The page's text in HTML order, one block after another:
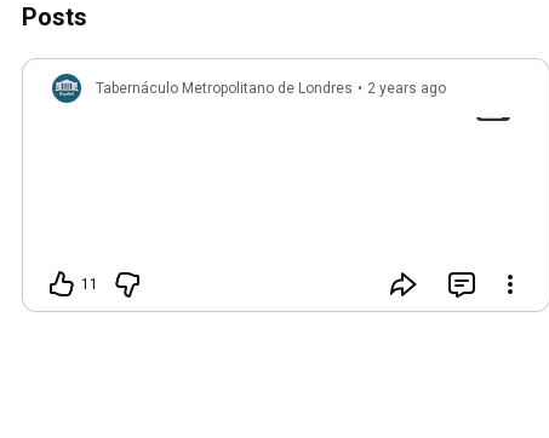
Posts
Tabernáculo Metropolitano de Londres • 2 years ago
11